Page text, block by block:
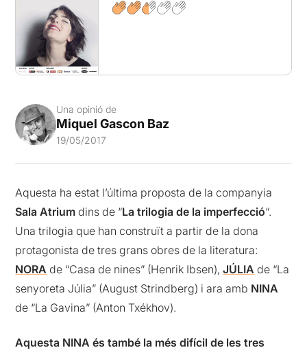
Una opinió de
Miquel Gascon Baz
19/05/2017
Aquesta ha estat l’última proposta de la companyia
Sala Atrium dins de “La trilogia de la imperfecció“.
Una trilogia que han construït a partir de la dona
protagonista de tres grans obres de la literatura:
NORA de “Casa de nines” (Henrik Ibsen),JÚLIA de “La
senyoreta Júlia” (August Strindberg) i ara amb NINA
de “La Gavina” (Anton Txékhov).
Aquesta NINA és també la més difícil de les tres